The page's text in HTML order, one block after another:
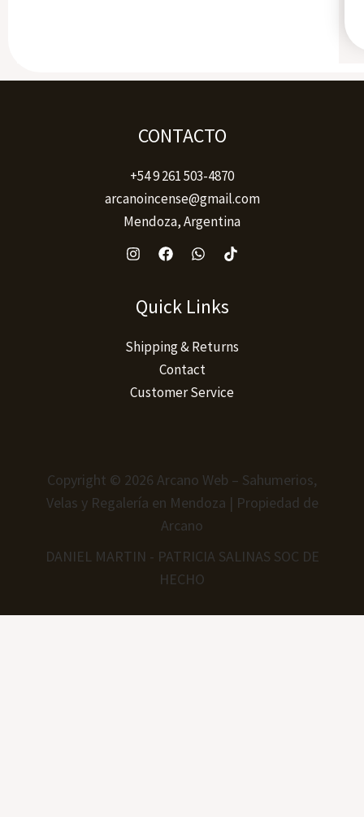
CONTACTO
+54 9 261 503-4870
arcanoincense@gmail.com
Mendoza, Argentina
Quick Links
Shipping & Returns
Contact
Customer Service
Copyright © 2026 Arcano Web – Sahumerios,
Velas y Regalería en Mendoza | Propiedad de
Arcano
DANIEL MARTIN - PATRICIA SALINAS SOC DE
HECHO